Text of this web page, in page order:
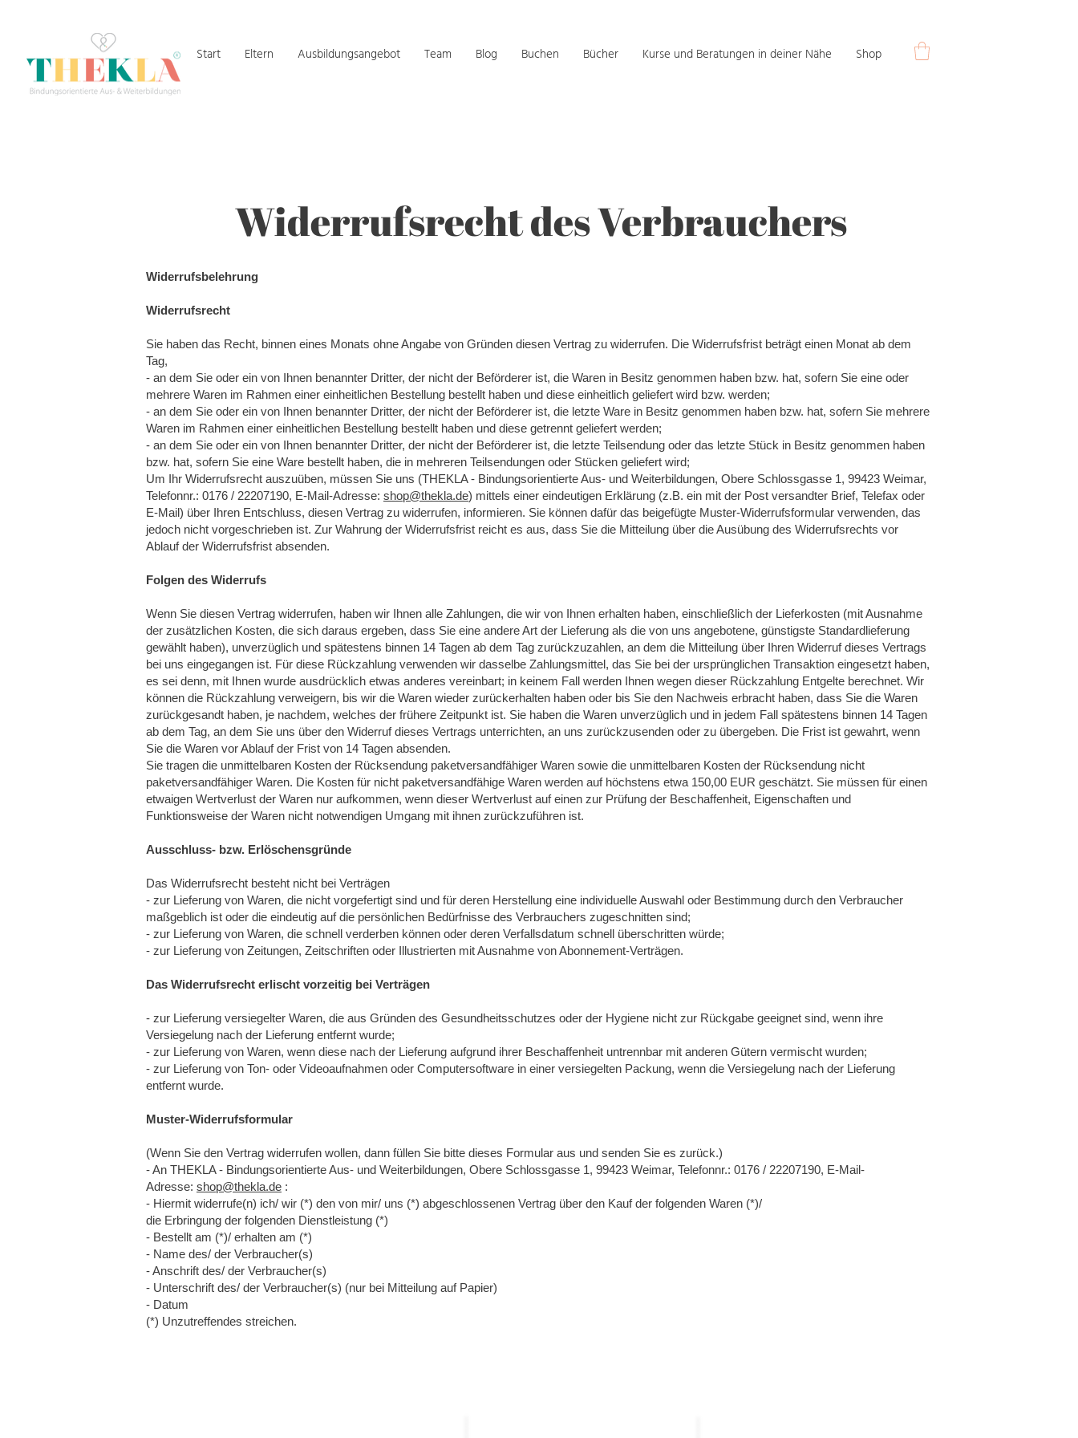
Start Eltern Ausbildungsangebot Team Blog Buchen Bücher Kurse und Beratungen in deiner Nähe Shop
Widerrufsbelehrung
Widerrufsrecht
Sie haben das Recht, binnen eines Monats ohne Angabe von Gründen diesen Vertrag zu widerrufen. Die Widerrufsfrist beträgt einen Monat ab dem
Tag,
- an dem Sie oder ein von Ihnen benannter Dritter, der nicht der Beförderer ist, die Waren in Besitz genommen haben bzw. hat, sofern Sie eine oder
mehrere Waren im Rahmen einer einheitlichen Bestellung bestellt haben und diese einheitlich geliefert wird bzw. werden;
- an dem Sie oder ein von Ihnen benannter Dritter, der nicht der Beförderer ist, die letzte Ware in Besitz genommen haben bzw. hat, sofern Sie mehrere
Waren im Rahmen einer einheitlichen Bestellung bestellt haben und diese getrennt geliefert werden;
- an dem Sie oder ein von Ihnen benannter Dritter, der nicht der Beförderer ist, die letzte Teilsendung oder das letzte Stück in Besitz genommen haben
bzw. hat, sofern Sie eine Ware bestellt haben, die in mehreren Teilsendungen oder Stücken geliefert wird;
Um Ihr Widerrufsrecht auszuüben, müssen Sie uns (THEKLA - Bindungsorientierte Aus- und Weiterbildungen, Obere Schlossgasse 1, 99423 Weimar,
Telefonnr.: 0176 / 22207190, E-Mail-Adresse: shop@thekla.de) mittels einer eindeutigen Erklärung (z.B. ein mit der Post versandter Brief, Telefax oder
E-Mail) über Ihren Entschluss, diesen Vertrag zu widerrufen, informieren. Sie können dafür das beigefügte Muster-Widerrufsformular verwenden, das
jedoch nicht vorgeschrieben ist. Zur Wahrung der Widerrufsfrist reicht es aus, dass Sie die Mitteilung über die Ausübung des Widerrufsrechts vor
Ablauf der Widerrufsfrist absenden.
Folgen des Widerrufs
Wenn Sie diesen Vertrag widerrufen, haben wir Ihnen alle Zahlungen, die wir von Ihnen erhalten haben, einschließlich der Lieferkosten (mit Ausnahme
der zusätzlichen Kosten, die sich daraus ergeben, dass Sie eine andere Art der Lieferung als die von uns angebotene, günstigste Standardlieferung
gewählt haben), unverzüglich und spätestens binnen 14 Tagen ab dem Tag zurückzuzahlen, an dem die Mitteilung über Ihren Widerruf dieses Vertrags
bei uns eingegangen ist. Für diese Rückzahlung verwenden wir dasselbe Zahlungsmittel, das Sie bei der ursprünglichen Transaktion eingesetzt haben,
es sei denn, mit Ihnen wurde ausdrücklich etwas anderes vereinbart; in keinem Fall werden Ihnen wegen dieser Rückzahlung Entgelte berechnet. Wir
können die Rückzahlung verweigern, bis wir die Waren wieder zurückerhalten haben oder bis Sie den Nachweis erbracht haben, dass Sie die Waren
zurückgesandt haben, je nachdem, welches der frühere Zeitpunkt ist. Sie haben die Waren unverzüglich und in jedem Fall spätestens binnen 14 Tagen
ab dem Tag, an dem Sie uns über den Widerruf dieses Vertrags unterrichten, an uns zurückzusenden oder zu übergeben. Die Frist ist gewahrt, wenn
Sie die Waren vor Ablauf der Frist von 14 Tagen absenden.
Sie tragen die unmittelbaren Kosten der Rücksendung paketversandfähiger Waren sowie die unmittelbaren Kosten der Rücksendung nicht
paketversandfähiger Waren. Die Kosten für nicht paketversandfähige Waren werden auf höchstens etwa 150,00 EUR geschätzt. Sie müssen für einen
etwaigen Wertverlust der Waren nur aufkommen, wenn dieser Wertverlust auf einen zur Prüfung der Beschaffenheit, Eigenschaften und
Funktionsweise der Waren nicht notwendigen Umgang mit ihnen zurückzuführen ist.
Ausschluss- bzw. Erlöschensgründe
Das Widerrufsrecht besteht nicht bei Verträgen
- zur Lieferung von Waren, die nicht vorgefertigt sind und für deren Herstellung eine individuelle Auswahl oder Bestimmung durch den Verbraucher
maßgeblich ist oder die eindeutig auf die persönlichen Bedürfnisse des Verbrauchers zugeschnitten sind;
- zur Lieferung von Waren, die schnell verderben können oder deren Verfallsdatum schnell überschritten würde;
- zur Lieferung von Zeitungen, Zeitschriften oder Illustrierten mit Ausnahme von Abonnement-Verträgen.
Das Widerrufsrecht erlischt vorzeitig bei Verträgen
- zur Lieferung versiegelter Waren, die aus Gründen des Gesundheitsschutzes oder der Hygiene nicht zur Rückgabe geeignet sind, wenn ihre
Versiegelung nach der Lieferung entfernt wurde;
- zur Lieferung von Waren, wenn diese nach der Lieferung aufgrund ihrer Beschaffenheit untrennbar mit anderen Gütern vermischt wurden;
- zur Lieferung von Ton- oder Videoaufnahmen oder Computersoftware in einer versiegelten Packung, wenn die Versiegelung nach der Lieferung
entfernt wurde.
Muster-Widerrufsformular
(Wenn Sie den Vertrag widerrufen wollen, dann füllen Sie bitte dieses Formular aus und senden Sie es zurück.)
- An THEKLA - Bindungsorientierte Aus- und Weiterbildungen, Obere Schlossgasse 1, 99423 Weimar, Telefonnr.: 0176 / 22207190, E-Mail-
Adresse: shop@thekla.de :
- Hiermit widerrufe(n) ich/ wir (*) den von mir/ uns (*) abgeschlossenen Vertrag über den Kauf der folgenden Waren (*)/
die Erbringung der folgenden Dienstleistung (*)
- Bestellt am (*)/ erhalten am (*)
- Name des/ der Verbraucher(s)
- Anschrift des/ der Verbraucher(s)
- Unterschrift des/ der Verbraucher(s) (nur bei Mitteilung auf Papier)
- Datum
(*) Unzutreffendes streichen.
Widerrufsrecht des Verbrauchers